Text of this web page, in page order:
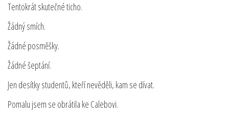
Tentokrát skutečné ticho.
Žádný smích.
Žádné posměšky.
Žádné šeptání.
Jen desítky studentů, kteří nevěděli, kam se dívat.
Pomalu jsem se obrátila ke Calebovi.